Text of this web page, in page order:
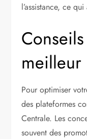
l’assistance, ce
Pour optimiser
des plateformes
Centrale. Les
souvent des